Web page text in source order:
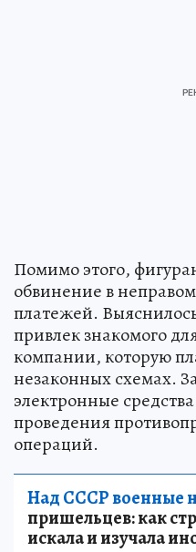
Помимо этого,
обвинение в
платежей.
привлек знакомого
компании, которую
незаконных схемах.
электронные
проведения
операций.
Над СССР военные
пришельцев: как
искала и изучала